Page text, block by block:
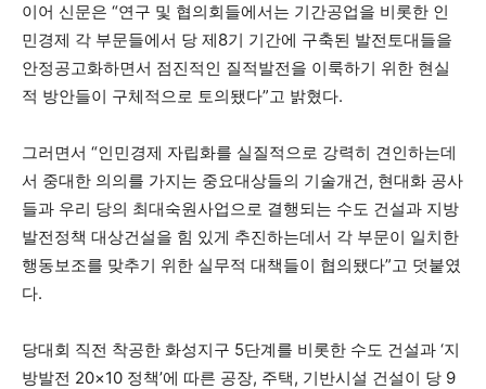
이어 신문은 “연구 및 협의회들에서는 기간공업을 비롯한 인
민경제 각 부문들에서 당 제8기 기간에 구축된 발전토대들을
안정공고화하면서 점진적인 질적발전을 이룩하기 위한 현실
적 방안들이 구체적으로 토의됐다”고 밝혔다.
그러면서 “인민경제 자립화를 실질적으로 강력히 견인하는데
서 중대한 의의를 가지는 중요대상들의 기술개건, 현대화 공사
들과 우리 당의 최대숙원사업으로 결행되는 수도 건설과 지방
발전정책 대상건설을 힘 있게 추진하는데서 각 부문이 일치한
행동보조를 맞추기 위한 실무적 대책들이 협의됐다”고 덧붙였
다.
당대회 직전 착공한 화성지구 5단계를 비롯한 수도 건설과 ‘지
방발전 20×10 정책’에 따른 공장, 주택, 기반시설 건설이 당 9